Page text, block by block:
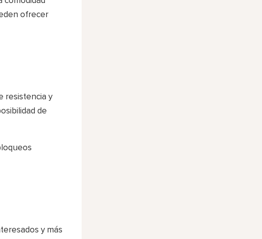
ofrecer
resistencia y
de
​​y más